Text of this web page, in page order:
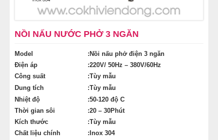
NỒI NẤU NƯỚC PHỞ 3 NGĂN
Model
:Nồi nấu phở điện 3 ngăn
Điện áp
:220V/ 50Hz – 380V/60Hz
Công suất
:Tùy mẫu
Dung tích
:Tùy mẫu
Nhiệt độ
:50-120 độ C
Thời gian sôi
:20 – 30Phút
Kích thước
:Tùy mẫu
Chất liệu chính
:Inox 304
NỒI NHÚNG GÀ VỊT
TỦ NẤU CƠM GÀ
MÁY CHẾ BIẾN THỊT